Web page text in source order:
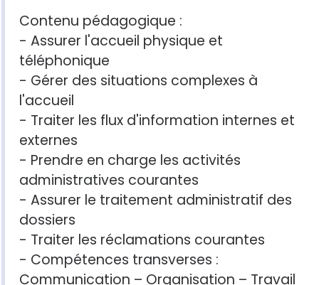
Contenu pédagogique :
- Assurer l'accueil physique et
téléphonique
- Gérer des situations complexes à
l'accueil
- Traiter les flux d'information internes et
externes
- Prendre en charge les activités
administratives courantes
- Assurer le traitement administratif des
dossiers
- Traiter les réclamations courantes
- Compétences transverses :
Communication – Organisation – Travail